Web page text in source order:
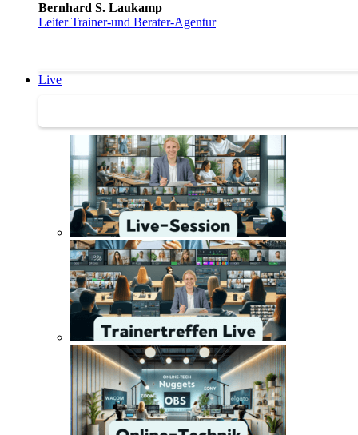
Bernhard S. Laukamp
Leiter Trainer-und Berater-Agentur
Live